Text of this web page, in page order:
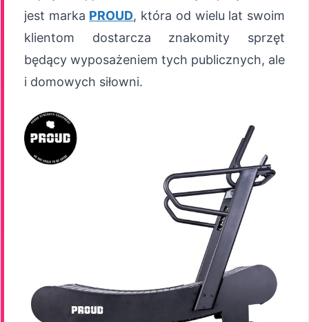
jest marka PROUD, która od wielu lat swoim
klientom dostarcza znakomity sprzęt
będący wyposażeniem tych publicznych, ale
i domowych siłowni.